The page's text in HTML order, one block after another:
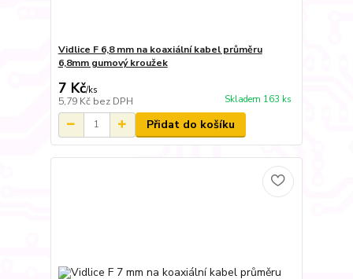
Vidlice F 6,8 mm na koaxiální kabel průměru
6,8mm gumový kroužek
7 Kč/ks
5,79 Kč bez DPH Skladem 163 ks
Přidat do košíku